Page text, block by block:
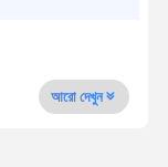
আরো দেখুন